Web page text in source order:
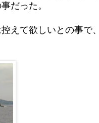
だった。
えて欲しいとの事で、